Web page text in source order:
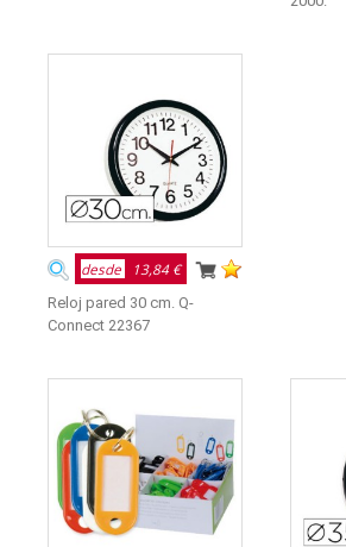
desde 13,84 €
Reloj pared 30 cm. Q-
Connect 22367